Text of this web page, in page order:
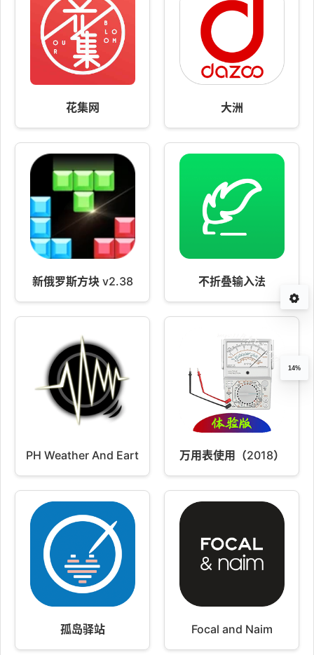
花集网 大洲
新俄罗斯方块 v2.38 不折叠输入法
PH Weather And Earthquakes万用表使用（2018）
孤岛驿站 Focal and Naim
14%